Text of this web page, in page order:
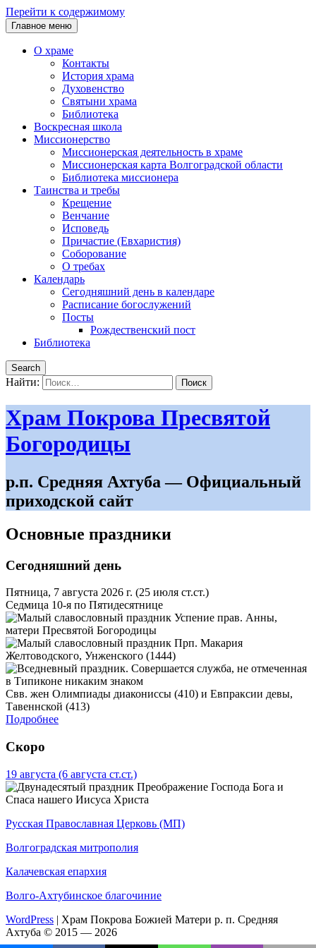
Перейти к содержимому
Главное меню
О храме
Контакты
История храма
Духовенство
Святыни храма
Библиотека
Воскресная школа
Миссионерство
Миссионерская деятельность в храме
Миссионерская карта Волгоградской области
Библиотека миссионера
Таинства и требы
Крещение
Венчание
Исповедь
Причастие (Евхаристия)
Соборование
О требах
Календарь
Сегодняшний день в календаре
Расписание богослужений
Посты
Рождественский пост
Библиотека
Search
Найти:
Храм Покрова Пресвятой
Богородицы
р.п. Средняя Ахтуба — Официальный
приходской сайт
Основные праздники
Сегодняшний день
Пятница, 7 августа 2026 г. (25 июля ст.ст.)
Седмица 10-я по Пятидесятнице
Успение прав. Анны,
матери Пресвятой Богородицы
Прп. Макария
Желтоводского, Унженского (1444)
Свв. жен Олимпиады диакониссы (410) и Евпраксии девы,
Тавеннской (413)
Подробнее
Скоро
19 августа (6 августа ст.ст.)
Преображение Господа Бога и
Спаса нашего Иисуса Христа
Русская Православная Церковь (МП)
Волгоградская митрополия
Калачевская епархия
Волго-Ахтубинское благочиние
WordPress | Храм Покрова Божией Матери р. п. Средняя
Ахтуба © 2015 — 2026